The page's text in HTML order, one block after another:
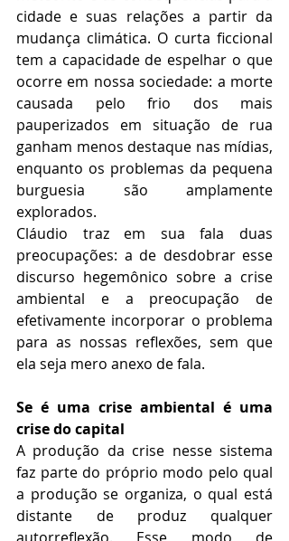
cidade e suas relações a partir da
mudança climática. O curta ficcional
tem a capacidade de espelhar o que
ocorre em nossa sociedade: a morte
causada pelo frio dos mais
pauperizados em situação de rua
ganham menos destaque nas mídias,
enquanto os problemas da pequena
burguesia são amplamente
explorados.
Cláudio traz em sua fala duas
preocupações: a de desdobrar esse
discurso hegemônico sobre a crise
ambiental e a preocupação de
efetivamente incorporar o problema
para as nossas reflexões, sem que
ela seja mero anexo de fala.
Se é uma crise ambiental é uma
crise do capital
A produção da crise nesse sistema
faz parte do próprio modo pelo qual
a produção se organiza, o qual está
distante de produz qualquer